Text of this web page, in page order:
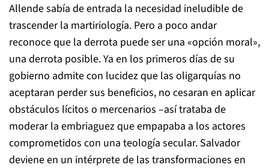
Allende sabía de entrada la necesidad ineludible de
trascender la martiriología. Pero a poco andar
reconoce que la derrota puede ser una «opción moral»,
una derrota posible. Ya en los primeros días de su
gobierno admite con lucidez que las oligarquías no
aceptaran perder sus beneficios, no cesaran en aplicar
obstáculos lícitos o mercenarios –así trataba de
moderar la embriaguez que empapaba a los actores
comprometidos con una teología secular. Salvador
deviene en un intérprete de las transformaciones en